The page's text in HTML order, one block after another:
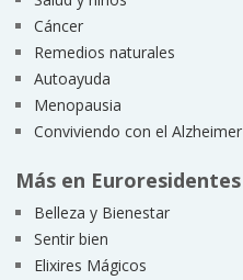
Cáncer
Remedios naturales
Autoayuda
Menopausia
Conviviendo con el Alzheimer
Más en Euroresidentes
Belleza y Bienestar
Sentir bien
Elixires Mágicos